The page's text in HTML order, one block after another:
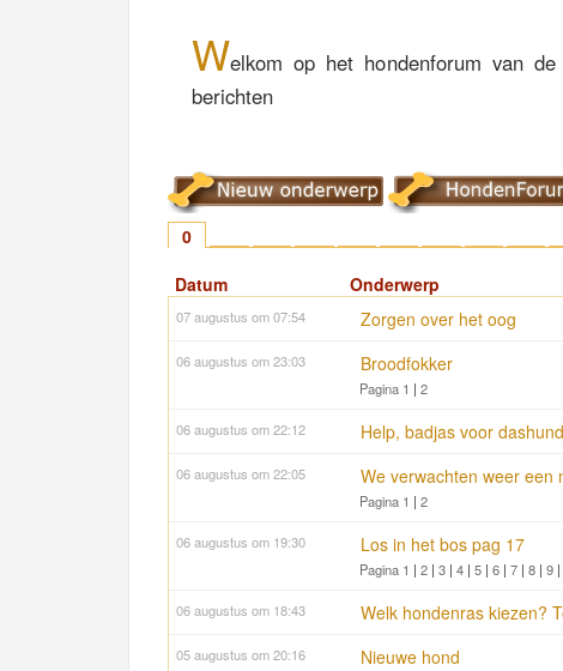
Welkom op het hondenforum van
berichten
0
Datum Onderwerp
07 augustus om 07:54 Zorgen over het oog
06 augustus om 23:03 Broodfokker
Pagina 1 | 2
06 augustus om 22:12 Help, badjas voor
06 augustus om 22:05 We verwachten weer een
Pagina 1 | 2
06 augustus om 19:30 Los in het bos pag 17
Pagina 1 | 2 | 3 | 4 | 5 | 6 | 7 | 8 | 9 |
06 augustus om 18:43 Welk hondenras kiezen?
05 augustus om 20:16 Nieuwe hond